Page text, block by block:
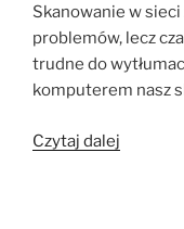
Skanowanie w
problemów, lecz
trudne do
komputerem nasz
Czytaj dalej